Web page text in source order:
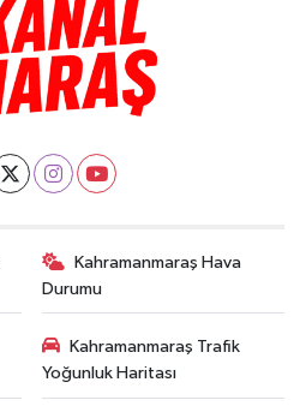
Kahramanmaraş Hava
Durumu
Kahramanmaraş Trafik
Yoğunluk Haritası